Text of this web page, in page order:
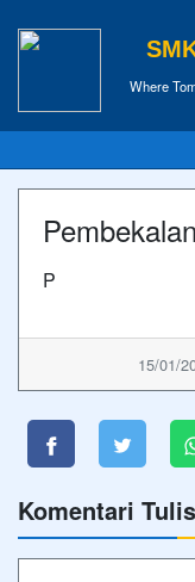
Where
P
15/01/
Komentari